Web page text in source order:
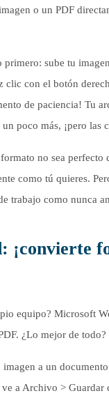
o un PDF
primero: sube tu
clic con el botón
de paciencia! Tu
poco más, ¡pero las
no sea
como tú quieres.
trabajo como nunca
¡convierte
equipo? Microsoft
¿Lo mejor de
imagen a un
a Archivo > Guardar